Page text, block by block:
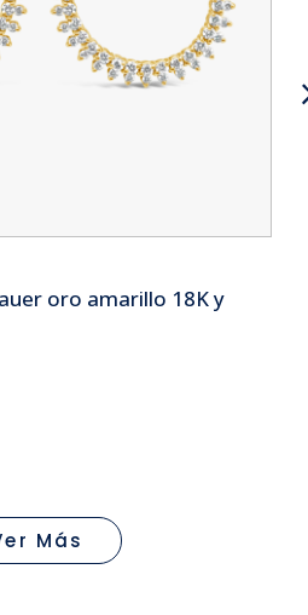
oro amarillo 18K y
Más